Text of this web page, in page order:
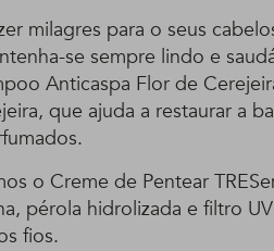
milagres para o seus
se sempre lindo e
Anticaspa Flor de
que ajuda a restaurar a
o Creme de Pentear
pérola hidrolizada e filtro
fios.